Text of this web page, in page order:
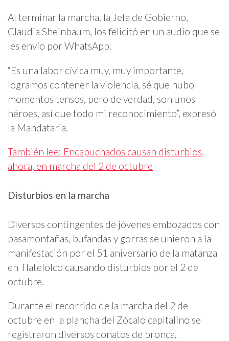
Al terminar la marcha, la Jefa de Gobierno,
Claudia Sheinbaum, los felicitó en un audio que se
les envío por WhatsApp.
“Es una labor cívica muy, muy importante,
logramos contener la violencia, sé que hubo
momentos tensos, pero de verdad, son unos
héroes, así que todo mi reconocimiento”, expresó
la Mandataria.
También lee: Encapuchados causan disturbios,
ahora, en marcha del 2 de octubre
Disturbios en la marcha
Diversos contingentes de jóvenes embozados con
pasamontañas, bufandas y gorras se unieron a la
manifestación por el 51 aniversario de la matanza
en Tlatelolco causando disturbios por el 2 de
octubre.
Durante el recorrido de la marcha del 2 de
octubre en la plancha del Zócalo capitalino se
registraron diversos conatos de bronca,